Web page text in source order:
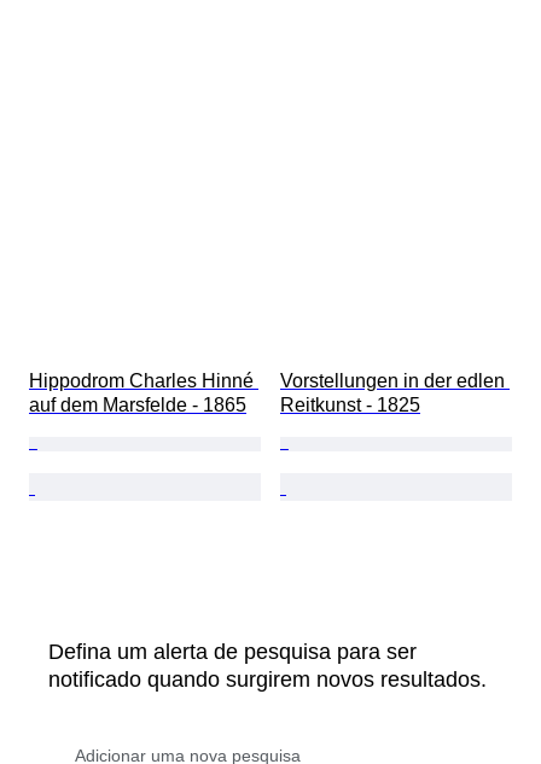
Hippodrom Charles Hinné
auf dem Marsfelde - 1865
Vorstellungen in der edlen
Reitkunst - 1825
Defina um alerta de pesquisa para ser
notificado quando surgirem novos resultados.